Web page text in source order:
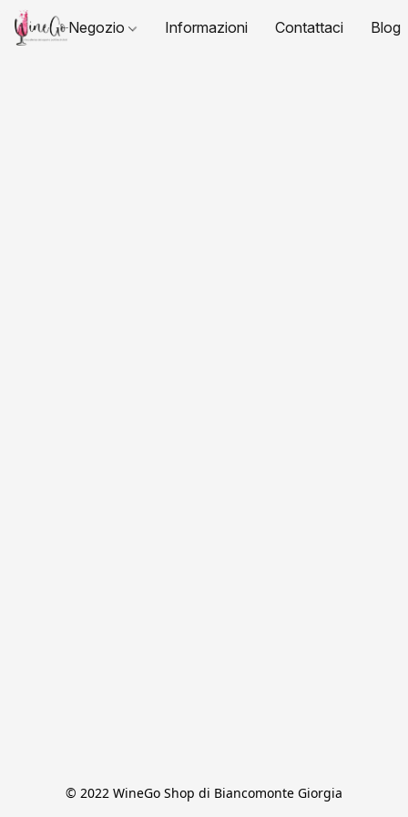
Negozio Informazioni Contattaci Blog
© 2022 WineGo Shop di Biancomonte Giorgia